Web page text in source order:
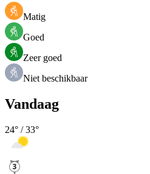
Matig
Goed
Zeer goed
Niet beschikbaar
Vandaag
24° /33°